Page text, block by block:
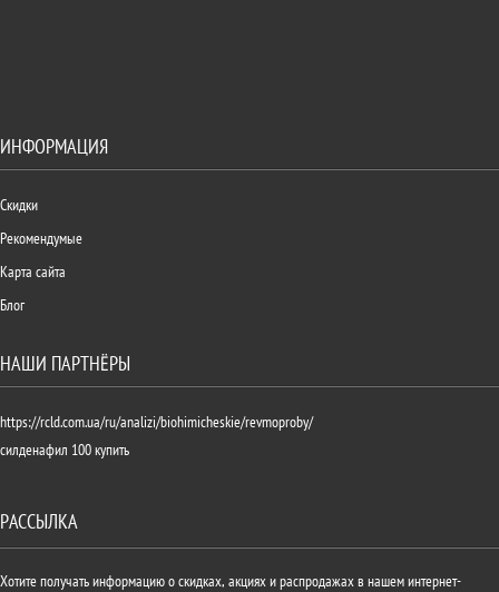
ИНФОРМАЦИЯ
Скидки
Рекомендумые
Карта сайта
Блог
НАШИ ПАРТНЁРЫ
https://rcld.com.ua/ru/analizi/biohimicheskie/revmoproby/
силденафил 100 купить
РАССЫЛКА
Хотите получать информацию о скидках, акциях и распродажах в нашем интернет-